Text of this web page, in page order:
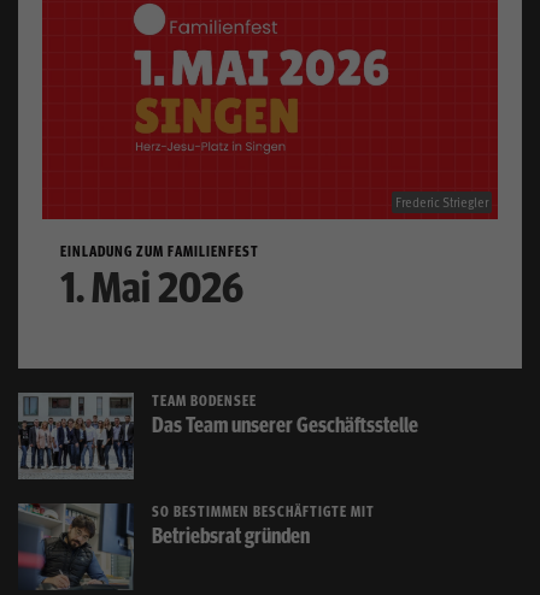
Anfahrt
Kontrast
Mitglied werden
Frederic Striegler
EINLADUNG ZUM FAMILIENFEST
1. Mai 2026
TEAM BODENSEE
Das Team unserer Geschäftsstelle
SO BESTIMMEN BESCHÄFTIGTE MIT
Betriebsrat gründen